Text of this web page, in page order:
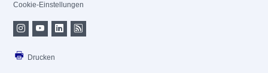
Cookie-Einstellungen
Drucken